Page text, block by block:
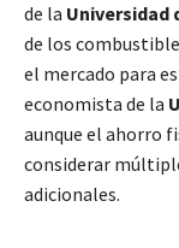
de la Universidad
de los
el mercado para
economista de la
aunque el ahorro
considerar
adicionales.